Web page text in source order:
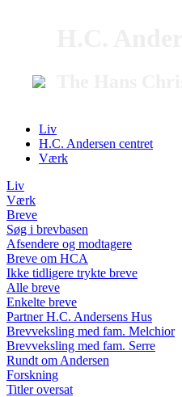
Liv
H.C. Andersen centret
Værk
Liv
Værk
Breve
Søg i brevbasen
Afsendere og modtagere
Breve om HCA
Ikke tidligere trykte breve
Alle breve
Enkelte breve
Partner H.C. Andersens Hus
Brevveksling med fam. Melchior
Brevveksling med fam. Serre
Rundt om Andersen
Forskning
Titler oversat